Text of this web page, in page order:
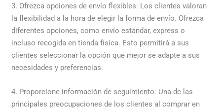
3. Ofrezca opciones de envío flexibles: Los clientes valoran
la flexibilidad a la hora de elegir la forma de envío. Ofrezca
diferentes opciones, como envío estándar, express o
incluso recogida en tienda física. Esto permitirá a sus
clientes seleccionar la opción que mejor se adapte a sus
necesidades y preferencias.
4. Proporcione información de seguimiento: Una de las
principales preocupaciones de los clientes al comprar en